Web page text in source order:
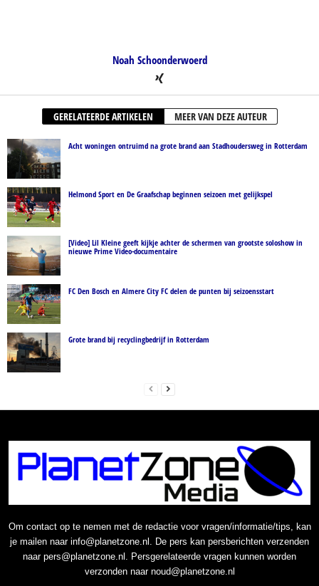
Noah Schoonderwoerd
GERELATEERDE ARTIKELEN MEER VAN DEZE AUTEUR
Acht woningen ontruimd na grote brand aan Stadhoudersweg in Rotterdam
Helmond Sport en De Graafschap beginnen seizoen met gelijkspel
[Video] Lil Kleine geeft kijkje achter de schermen van grootste soloshow in
nieuwe Prime Video-documentaire
FC Den Bosch en Almere City FC delen de punten bij seizoensstart
Grote brand bij recyclingbedrijf in Rotterdam
Om contact op te nemen met de redactie voor vragen/informatie/tips, kan
je mailen naar info@planetzone.nl. De pers kan persberichten verzenden
naar pers@planetzone.nl. Persgerelateerde vragen kunnen worden
verzonden naar noud@planetzone.nl